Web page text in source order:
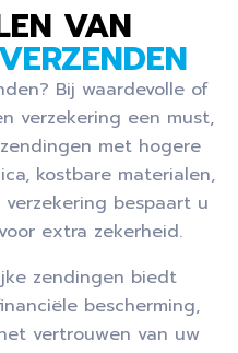
VAN
Bij waardevolle of
verzekering een must,
met hogere
kostbare materialen,
bespaart u
extra zekerheid.
zendingen biedt
bescherming,
vertrouwen van uw